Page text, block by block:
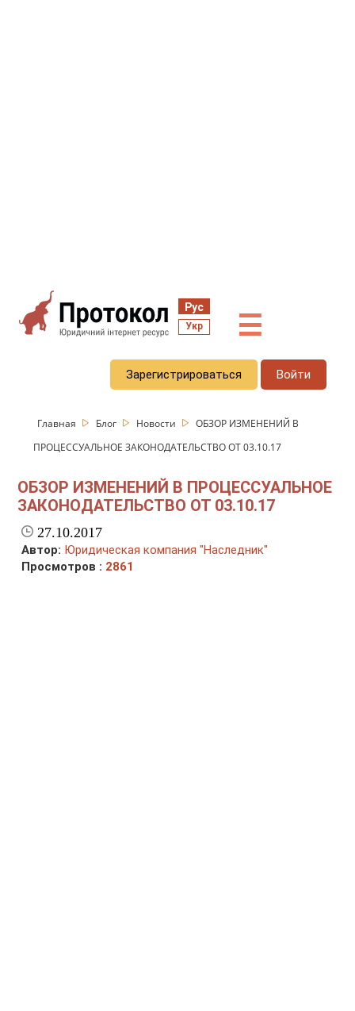
Рус
Укр ☰
Зарегистрироваться Войти
Главная Блог Новости
ОБЗОР ИЗМЕНЕНИЙ В
ПРОЦЕССУАЛЬНОЕ ЗАКОНОДАТЕЛЬСТВО ОТ 03.10.17
ОБЗОР ИЗМЕНЕНИЙ В ПРОЦЕССУАЛЬНОЕ
ЗАКОНОДАТЕЛЬСТВО ОТ 03.10.17
27.10.2017
Автор: Юридическая компания "Наследник"
Просмотров : 2861